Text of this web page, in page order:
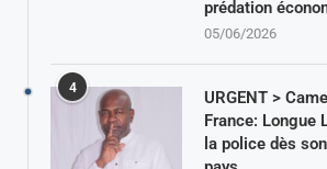
prédation
05/06/2026
4
URGENT >
France: Longue
la police dès